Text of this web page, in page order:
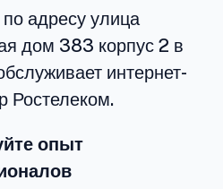
адресу улица
дом 383 корпус 2 в
интернет-
Ростелеком.
опыт